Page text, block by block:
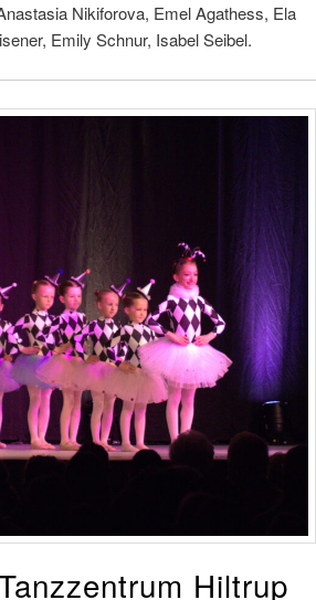
Nikiforova, Emel Agathess, Ela
Emily Schnur, Isabel Seibel.
Hiltrup